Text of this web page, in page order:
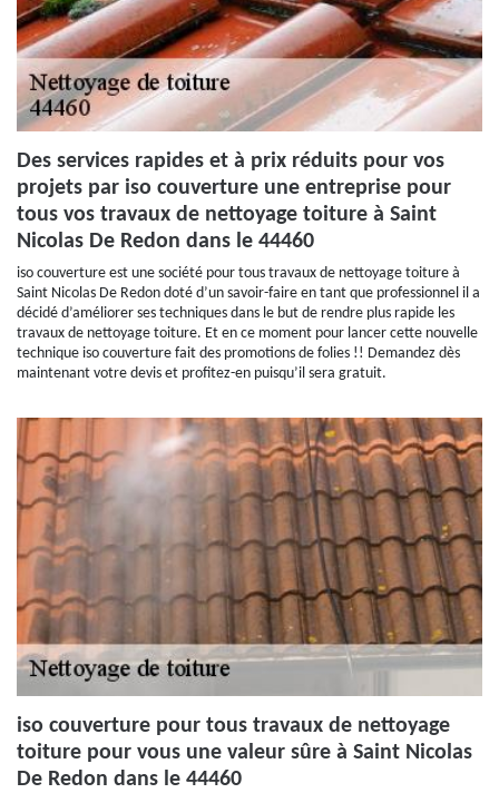
Des services rapides et à prix réduits pour vos
projets par iso couverture une entreprise pour
tous vos travaux de nettoyage toiture à Saint
Nicolas De Redon dans le 44460
iso couverture est une société pour tous travaux de nettoyage toiture à
Saint Nicolas De Redon doté d’un savoir-faire en tant que professionnel il a
décidé d’améliorer ses techniques dans le but de rendre plus rapide les
travaux de nettoyage toiture. Et en ce moment pour lancer cette nouvelle
technique iso couverture fait des promotions de folies !! Demandez dès
maintenant votre devis et profitez-en puisqu’il sera gratuit.
iso couverture pour tous travaux de nettoyage
toiture pour vous une valeur sûre à Saint Nicolas
De Redon dans le 44460